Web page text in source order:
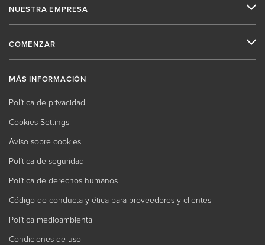
NUESTRA EMPRESA
COMENZAR
MÁS INFORMACIÓN
Política de privacidad
Cookies Settings
Aviso sobre cookies
Política de seguridad
Política de derechos humanos
Código de conducta y ética para proveedores y clientes
Política medioambiental
Condiciones de uso